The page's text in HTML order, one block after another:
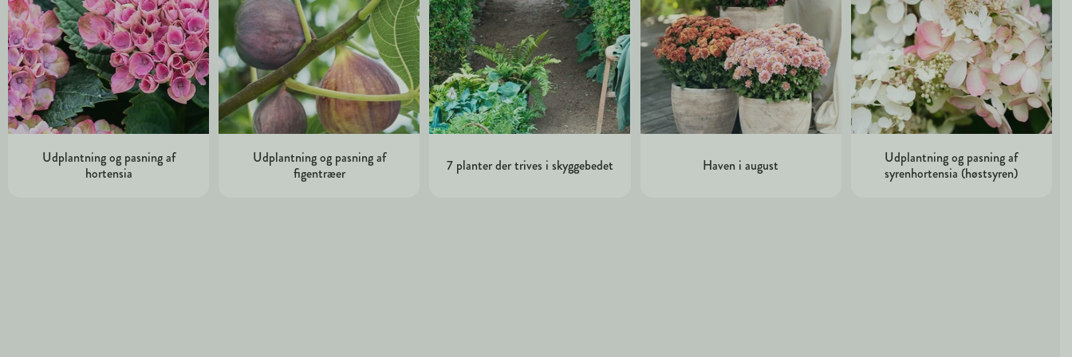
Udplantning og pasning af
hortensia
Udplantning og pasning af
figentræer
7 planter der trives i skyggebedet Haven i august
Udplantning og pasning af
syrenhortensia (høstsyren)